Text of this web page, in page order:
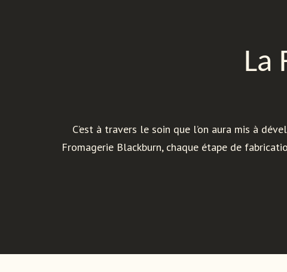
La
C’est à travers le soin que l’on aura mis à
Fromagerie Blackburn, chaque étape de